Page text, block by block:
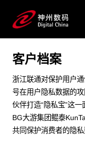
江联通打造“隐私宝
预约专家咨询
客户档案
浙江联通对保护用户
号在用户隐私数据的
伙伴打造“隐私宝”这
BG大游集团鲲泰
共同保护消费者的隐